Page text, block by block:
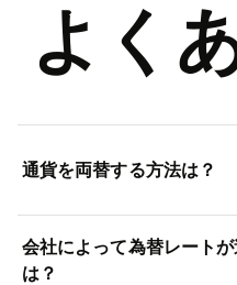
よく
通貨を両替する方法は？
会社によって為替レート
は？